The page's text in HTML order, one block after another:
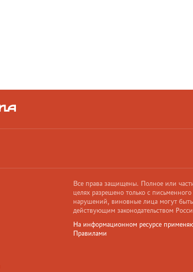
Все права защищены. Полное или
целях разрешено только с
нарушений, виновные лица могут быть
действующим законодательством
На информационном ресурсе
Правилами